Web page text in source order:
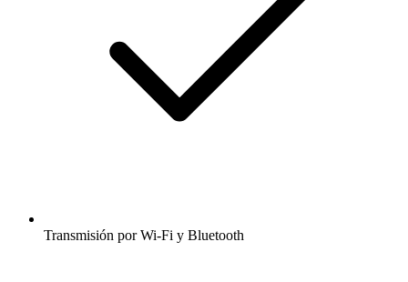
Transmisión por Wi-Fi y Bluetooth